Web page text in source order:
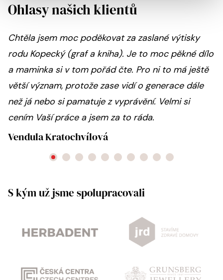
Ohlasy našich klientů
Chtěla jsem moc poděkovat za zaslané výtisky
rodu Kopecký (graf a kniha). Je to moc pěkné dílo
a maminka si v tom pořád čte. Pro ni to má ještě
větší význam, protože zase vidí o generace dále
než já nebo si pamatuje z vyprávění. Velmi si
cením Vaší práce a jsem za to ráda.
Vendula Kratochvílová
S kým už jsme spolupracovali